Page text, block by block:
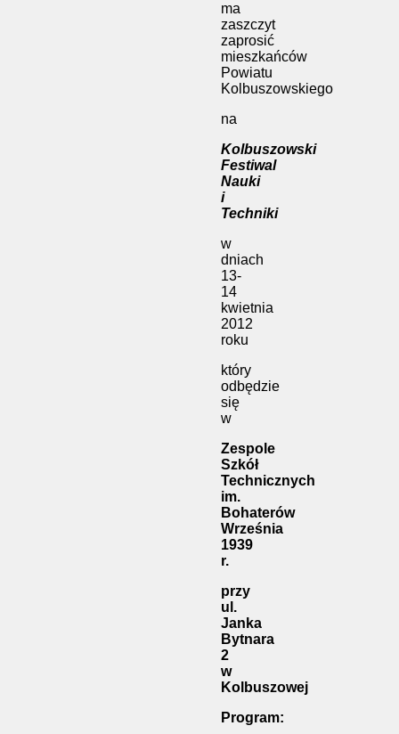
ma
zaszczyt
zaprosić
mieszkańców
Powiatu
Kolbuszowskiego
na
Kolbuszowski
Festiwal
Nauki
i
Techniki
w
dniach
13-
14
kwietnia
2012
roku
który
odbędzie
się
w
Zespole
Szkół
Technicznych
im.
Bohaterów
Września
1939
r.
przy
ul.
Janka
Bytnara
2
w
Kolbuszowej
Program: